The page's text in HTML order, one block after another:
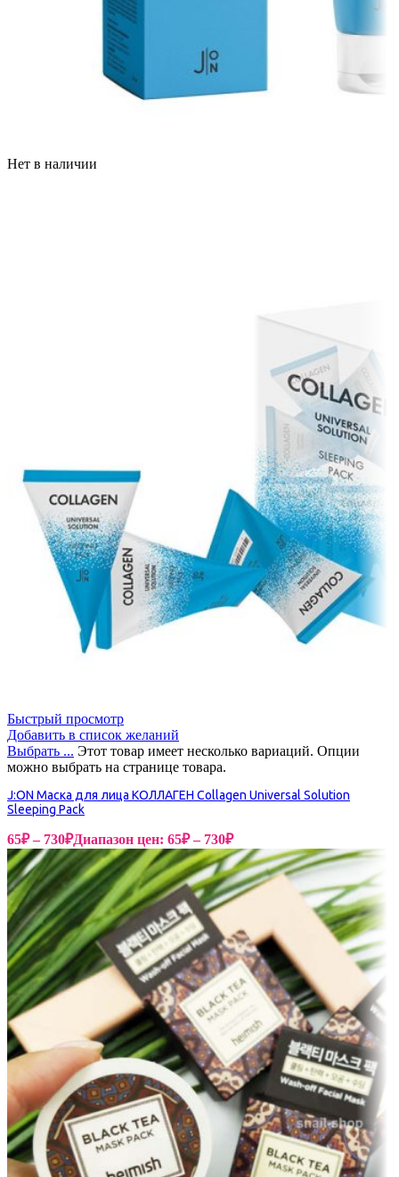
Нет в наличии
Быстрый просмотр
Добавить в список желаний
Выбрать ... Этот товар имеет несколько вариаций. Опции
можно выбрать на странице товара.
J:ON Маска для лица КОЛЛАГЕН Collagen Universal Solution
Sleeping Pack
65₽ – 730₽Диапазон цен: 65₽ – 730₽